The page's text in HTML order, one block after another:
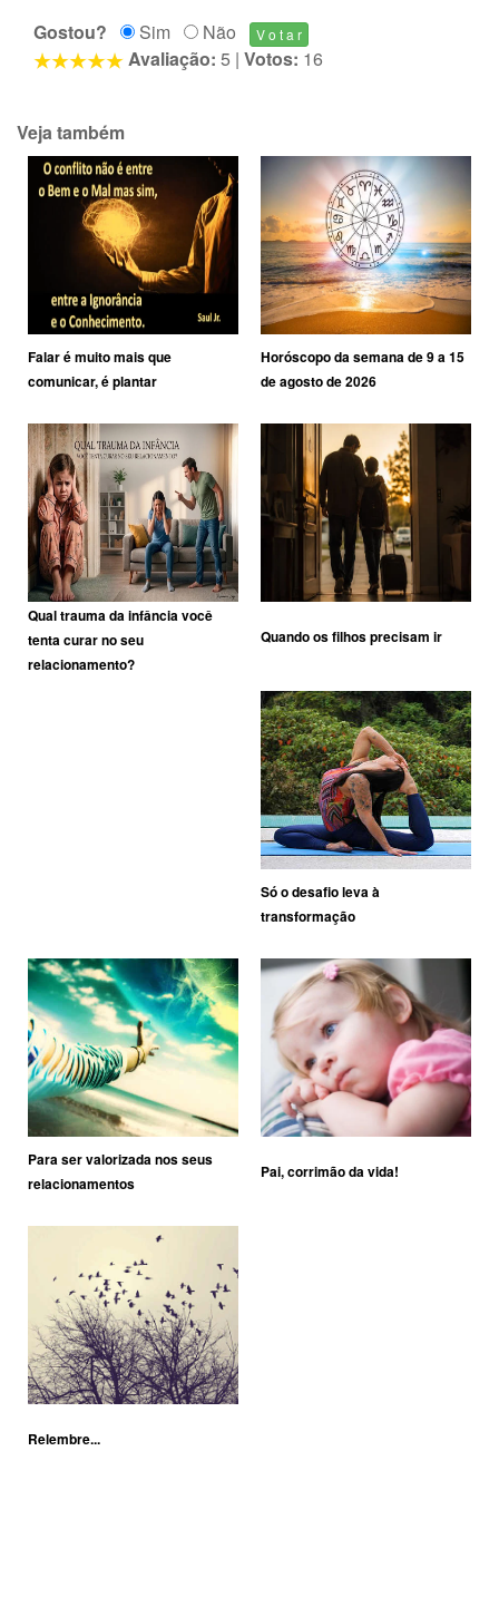
Gostou? Sim
Não
Avaliação: 5 | Votos: 16
Veja também
Falar é muito mais que
comunicar, é plantar
Horóscopo da semana de 9 a 15
de agosto de 2026
Qual trauma da infância você
tenta curar no seu
relacionamento?
Quando os filhos precisam ir
Só o desafio leva à
transformação
Para ser valorizada nos seus
relacionamentos
Pai, corrimão da vida!
Relembre...